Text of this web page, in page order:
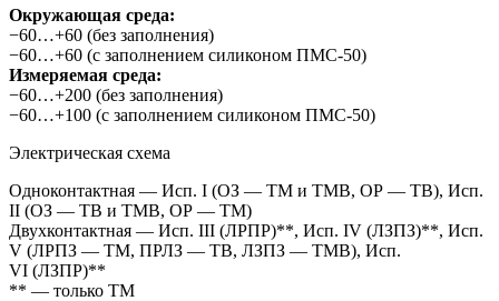
Окружающая среда:
−60…+60 (без заполнения)
−60…+60 (с заполнением силиконом ПМС-50)
Измеряемая среда:
−60…+200 (без заполнения)
−60…+100 (с заполнением силиконом ПМС-50)
Электрическая схема
Одноконтактная — Исп. I (ОЗ — ТМ и ТМВ, ОР — ТВ), Исп.
II (ОЗ — ТВ и ТМВ, ОР — ТМ)
Двухконтактная — Исп. III (ЛРПР)**, Исп. IV (ЛЗПЗ)**, Исп.
V (ЛРПЗ — ТМ, ПРЛЗ — ТВ, ЛЗПЗ — ТМВ), Исп.
VI (ЛЗПР)**
** — только ТМ